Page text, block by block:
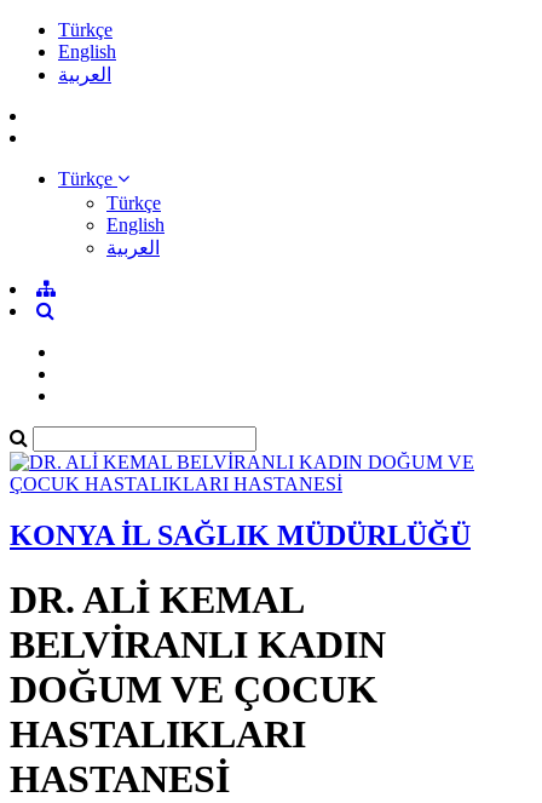
Türkçe
English
العربية
Türkçe
Türkçe
English
العربية
KONYA İL SAĞLIK MÜDÜRLÜĞÜ
DR. ALİ KEMAL
BELVİRANLI KADIN
DOĞUM VE ÇOCUK
HASTALIKLARI
HASTANESİ